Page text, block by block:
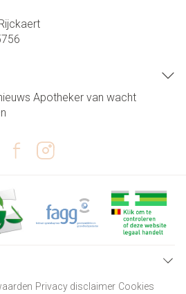
Apotheker van wacht
Privacy disclaimer Cookies